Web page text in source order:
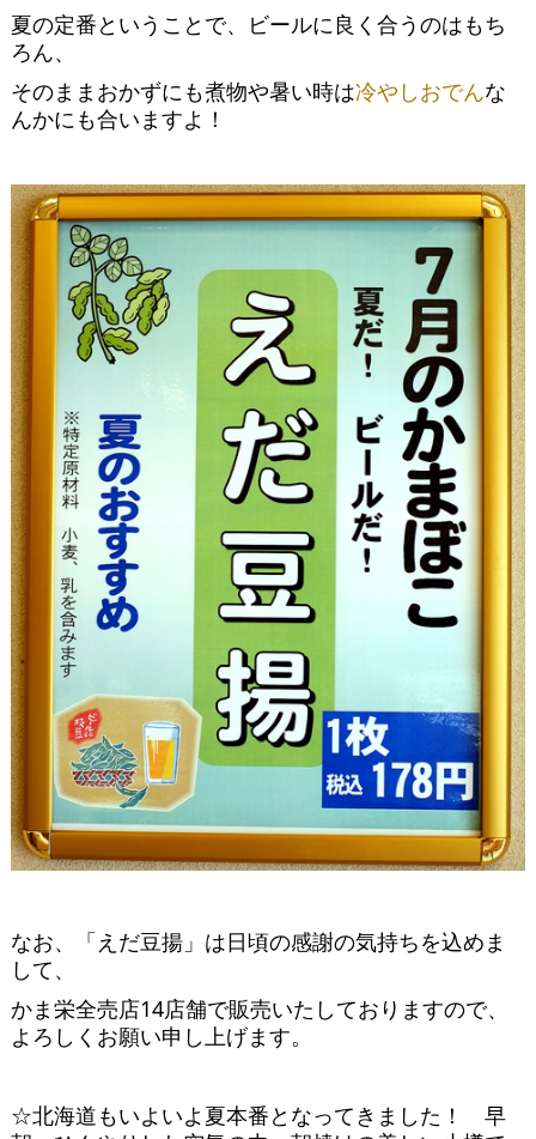
夏の定番ということで、ビールに良く合うのはもち
ろん、
そのままおかずにも煮物や暑い時は冷やしおでんな
んかにも合いますよ！
なお、「えだ豆揚」は日頃の感謝の気持ちを込めま
して、
かま栄全売店14店舗で販売いたしておりますので、
よろしくお願い申し上げます。
☆北海道もいよいよ夏本番となってきました！ 早